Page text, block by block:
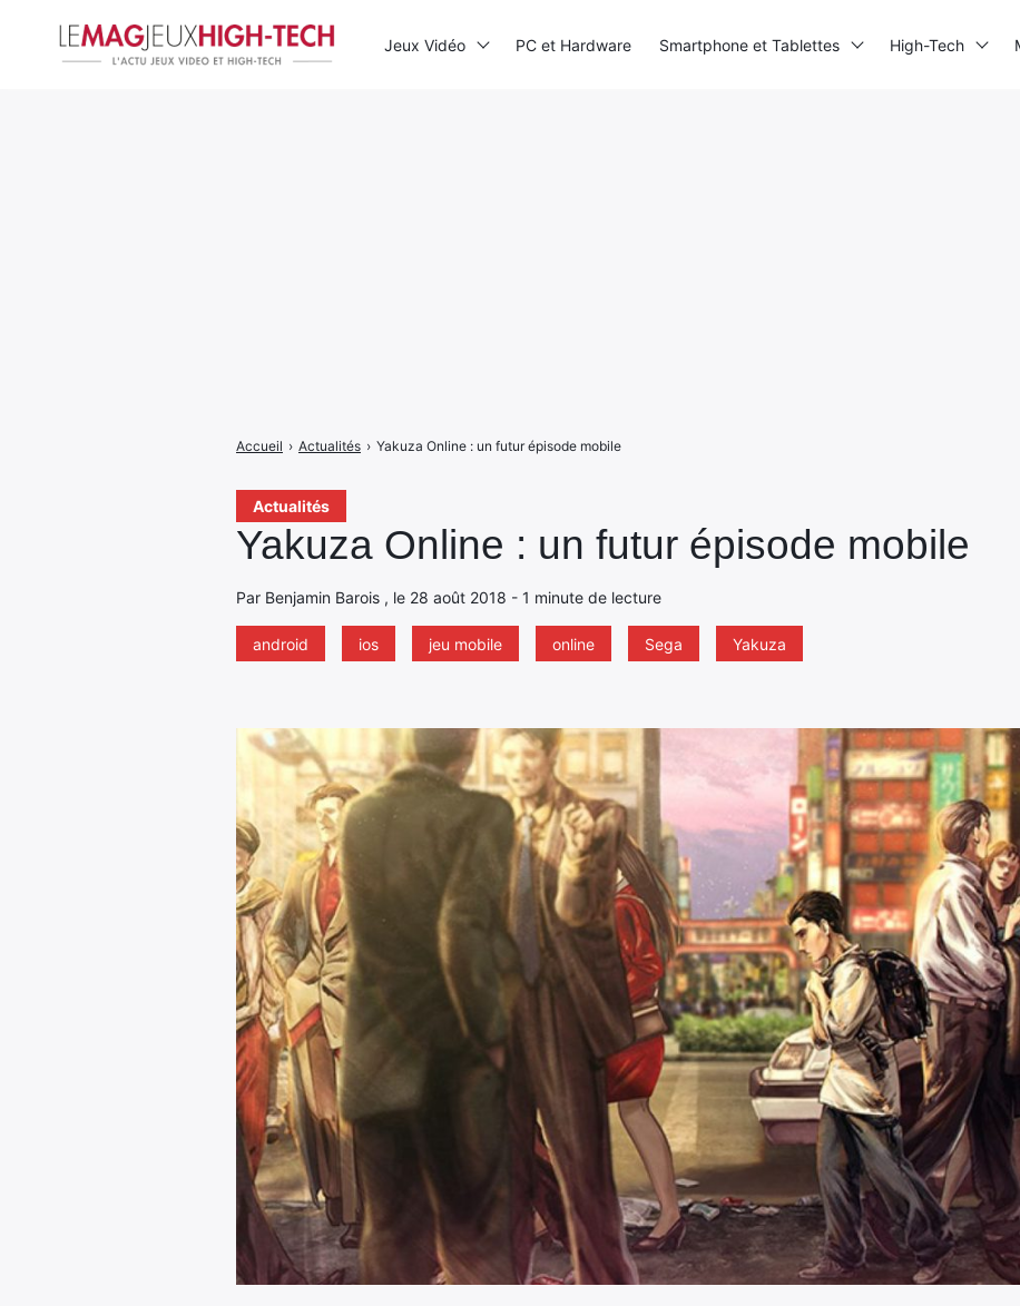
Actualités
Yakuza Online : un futur épisode mobile
Par Benjamin Barois , le 28 août 2018 - 1 minute de lecture
android ios jeu mobile online Sega Yakuza
Accueil › Actualités › Yakuza Online : un futur épisode mobile
Jeux Vidéo PC et Hardware Smartphone et Tablettes High-Tech